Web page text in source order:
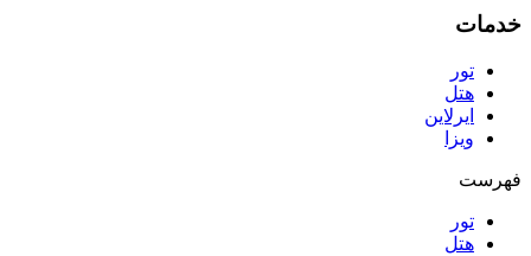
خدمات
تور
هتل
ایرلاین
ویزا
فهرست
تور
هتل